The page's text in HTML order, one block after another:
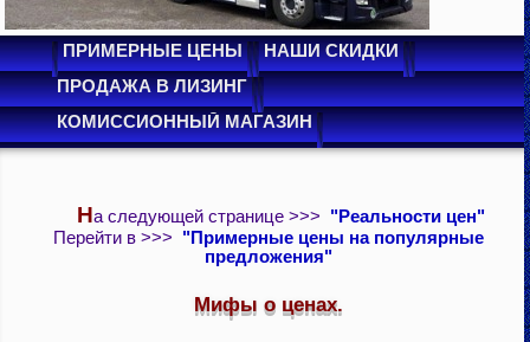
ПРИМЕРНЫЕ ЦЕНЫ
НАШИ СКИДКИ
ПРОДАЖА В ЛИЗИНГ
КОМИССИОННЫЙ МАГАЗИН
На следующей странице >>> "Реальности цен"
Перейти в >>> "Примерные цены на популярные
предложения"
Мифы о ценах.